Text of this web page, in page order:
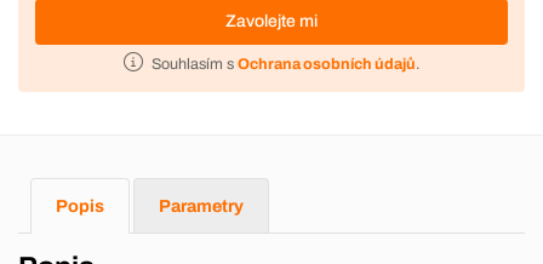
Zavolejte mi
Souhlasím s Ochrana osobních údajů.
Popis Parametry